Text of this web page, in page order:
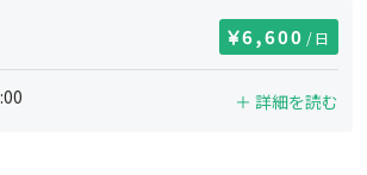
6,600 /日
＋ 詳細を読む